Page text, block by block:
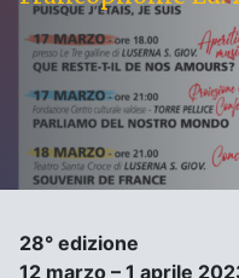
28° edizione
12 marzo – 1 aprile